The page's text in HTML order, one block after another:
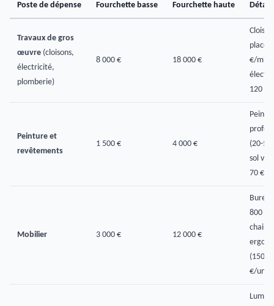
Poste de dépense Fourchette basse Fourchette haute Détails
Travaux de gros
œuvre (cloisons,
électricité,
plomberie)
8 000 € 18 000 €
placo
€/m²),
120 €/
Peinture et
revêtements
1 500 € 4 000 €
(20-50
sol
70 €/
Mobilier 3 000 € 12 000 €
800 €/
chaises
(150-
€/